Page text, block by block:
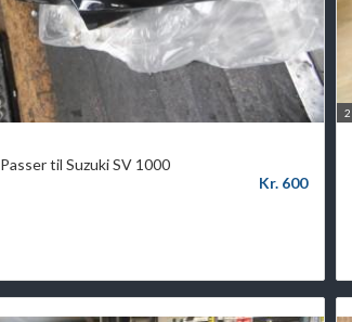
Passer til Suzuki SV 1000
Kr. 600
2